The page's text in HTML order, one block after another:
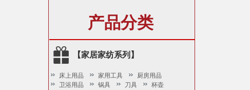
【家居家纺系列】
产品分类
床上用品 家用工具
厨房用品
卫浴用品
锅具 刀具
杯壶